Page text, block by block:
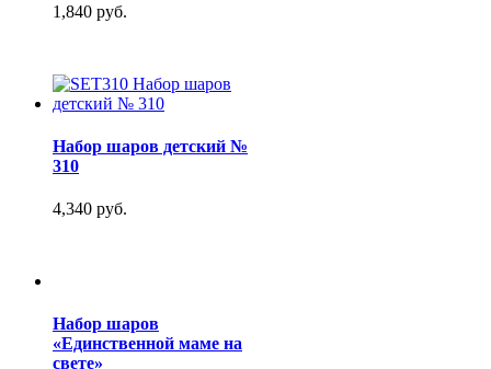
1,840 руб.
Набор шаров детский №
310
4,340 руб.
Набор шаров
«Единственной маме на
свете»